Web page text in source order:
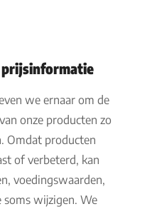
prijsinformatie
we ernaar om de
onze producten zo
Omdat producten
of verbeterd, kan
voedingswaarden,
wijzigen. We